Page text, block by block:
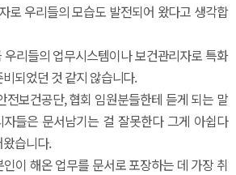
로 우리들의 모습도 발전되어 왔다고 생각합
리들의 업무시스템이나 보건관리자로 특화
되었던 것 같지 않습니다.
전보건공단, 협회 임원분들한테 듣게 되는 말
들은 문서남기는 걸 잘못한다 그게 아쉽다
습니다.
이 해온 업무를 문서로 포장하는 데 가장 취